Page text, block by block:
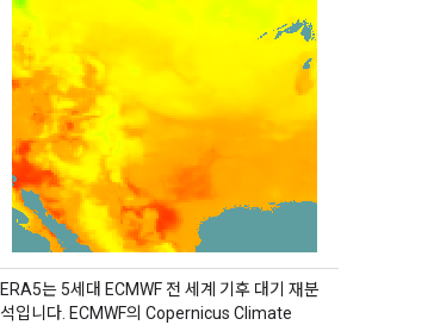
ERA5는 5세대 ECMWF 전 세계 기후 대기 재분
석입니다. ECMWF의 Copernicus Climate